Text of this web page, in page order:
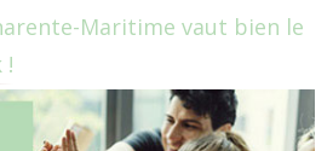
Maritime vaut bien le
!